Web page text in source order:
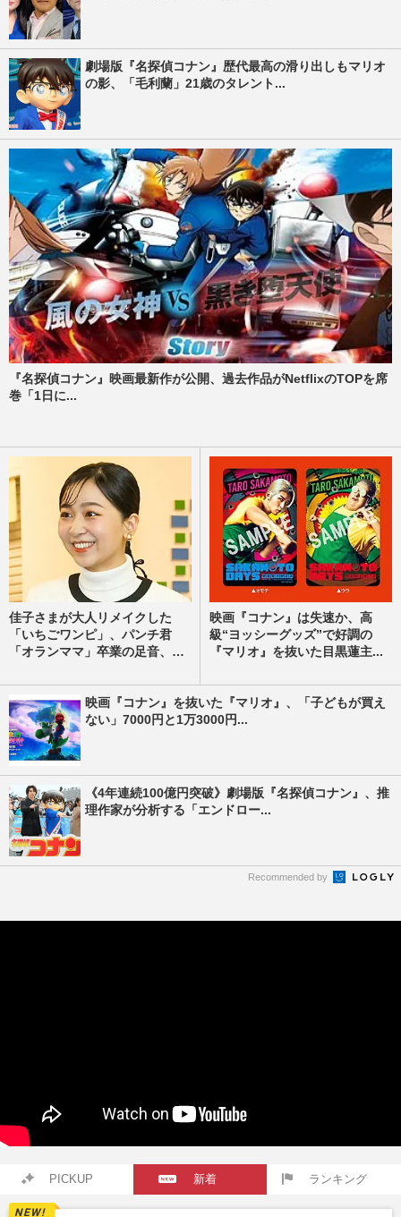
劇場版『名探偵コナン』歴代最高の滑り出しもマリオ
の影、「毛利蘭」21歳のタレント...
『名探偵コナン』映画最新作が公開、過去作品がNetflixのTOPを席
巻「1日に...
佳子さまが大人リメイクした
「いちごワンピ」、パンチ君
「オランママ」卒業の足音、
映画『コナン』は失速か、高
級“ヨッシーグッズ”で好調の
『マリオ』を抜いた目黒蓮主...
映画『コナン』を抜いた『マリオ』、「子どもが買え
ない」7000円と1万3000円...
《4年連続100億円突破》劇場版『名探偵コナン』、推
理作家が分析する「エンドロー...
Recommended by
PICKUP 新着 ランキング